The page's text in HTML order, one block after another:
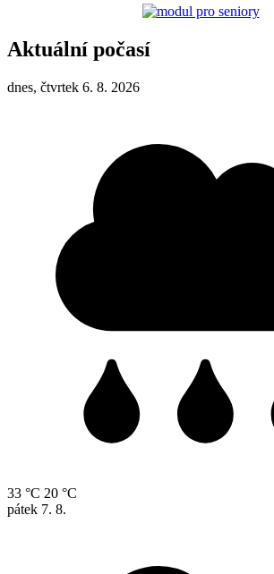
Aktuální počasí
dnes, čtvrtek 6. 8. 2026
33 °C 20 °C
pátek 7. 8.